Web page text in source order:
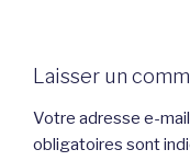
Laisser un
Votre adresse e-
obligatoires sont